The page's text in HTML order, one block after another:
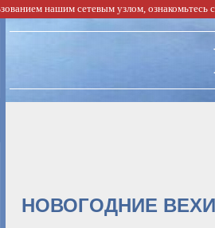
нашим сетевым узлом, ознакомьтесь
НОВОГОДНИЕ